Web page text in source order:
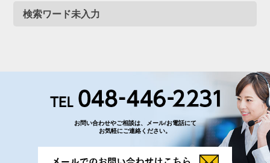
検索ワード未入力
お問い合わせやご相談は、メール/お電話にて
お気軽にご連絡ください。